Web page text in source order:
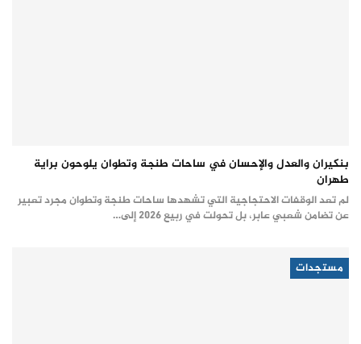
بنكيران والعدل والإحسان في ساحات طنجة وتطوان يلوحون براية
طهران
لم تعد الوقفات الاحتجاجية التي تشهدها ساحات طنجة وتطوان مجرد تعبير
عن تضامن شعبي عابر، بل تحولت في ربيع 2026 إلى…
مستجدات